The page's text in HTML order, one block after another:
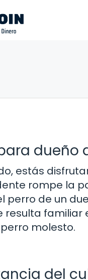
dueño
estás
rompe la
perro de un
resulta familiar
molesto.
del